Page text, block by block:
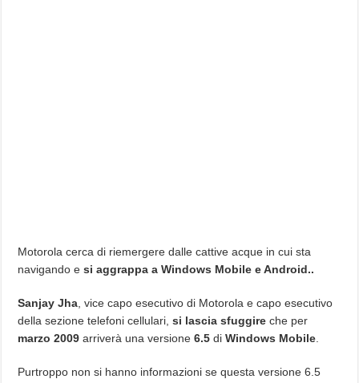
Motorola cerca di riemergere dalle cattive acque in cui sta
navigando esi aggrappa a Windows Mobile e Android..
Sanjay Jha , vice capo esecutivo di Motorola e capo esecutivo
della sezione telefoni cellulari,si lascia sfuggire che per
marzo 2009 arriverà una versione6.5 diWindows Mobile
Purtroppo non si hanno informazioni se questa versione 6.5